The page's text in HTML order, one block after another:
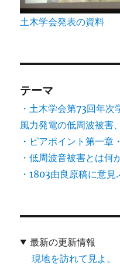
土木学会発表の資料
テーマ
・土木学会第73回年次
風力発電の低周波被害
・ピアポイント第一章
・低周波音被害とは何
・1803由良原稿に意
最新の更新情報
現地を訪れて見よ。